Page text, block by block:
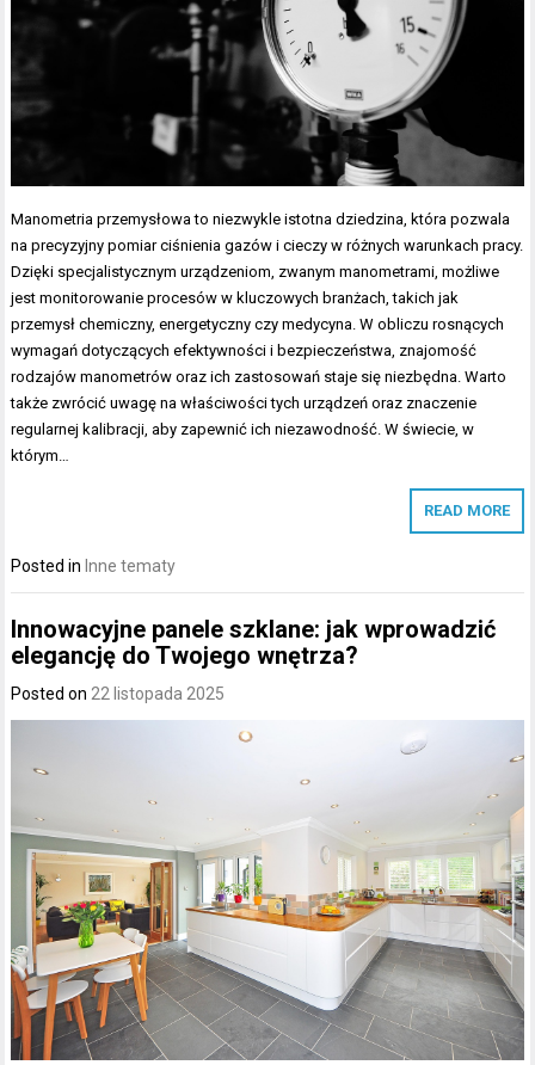
Manometria przemysłowa to niezwykle istotna dziedzina, która pozwala
na precyzyjny pomiar ciśnienia gazów i cieczy w różnych warunkach pracy.
Dzięki specjalistycznym urządzeniom, zwanym manometrami, możliwe
jest monitorowanie procesów w kluczowych branżach, takich jak
przemysł chemiczny, energetyczny czy medycyna. W obliczu rosnących
wymagań dotyczących efektywności i bezpieczeństwa, znajomość
rodzajów manometrów oraz ich zastosowań staje się niezbędna. Warto
także zwrócić uwagę na właściwości tych urządzeń oraz znaczenie
regularnej kalibracji, aby zapewnić ich niezawodność. W świecie, w
którym…
READ MORE
Posted in Inne tematy
Innowacyjne panele szklane: jak wprowadzić
elegancję do Twojego wnętrza?
Posted on22 listopada 2025